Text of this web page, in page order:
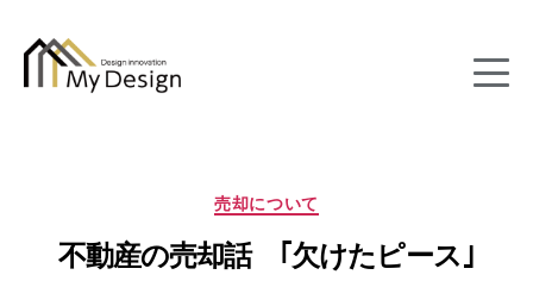
カ
ゴ
売却について
不動産の売却話 ｢欠けたピース｣